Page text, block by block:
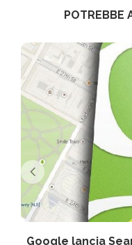
POTREBBE
Google lancia